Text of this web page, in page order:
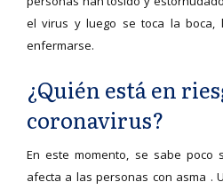
el virus y luego se toca la boca,
enfermarse.
¿Quién está en
coronavirus?
En este momento, se sabe poco
afecta a las personas con asma .